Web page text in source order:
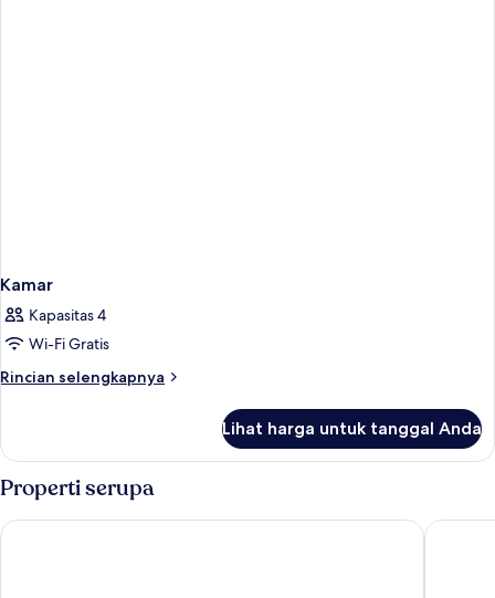
Kamar
Kapasitas 4
Wi-Fi Gratis
Rincian selengkapnya
Rincian
Kamar
Lihat harga untuk tanggal Anda
Properti serupa
Kopster Hotel Paris Porte de Versailles Hotel